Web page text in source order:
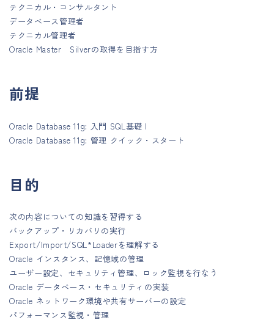
テクニカル・コンサルタント
データベース管理者
テクニカル管理者
Oracle Master Silverの取得を目指す方
前提
Oracle Database 11g: 入門 SQL基礎 I
Oracle Database 11g: 管理 クイック・スタート
目的
次の内容についての知識を習得する
バックアップ・リカバリの実行
Export/Import/SQL*Loaderを理解する
Oracle インスタンス、記憶域の管理
ユーザー設定、セキュリティ管理、ロック監視を行なう
Oracle データベース・セキュリティの実装
Oracle ネットワーク環境や共有サーバーの設定
パフォーマンス監視・管理